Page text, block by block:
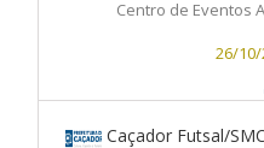
Centro de Eventos
26/10/
Caçador Futsal/